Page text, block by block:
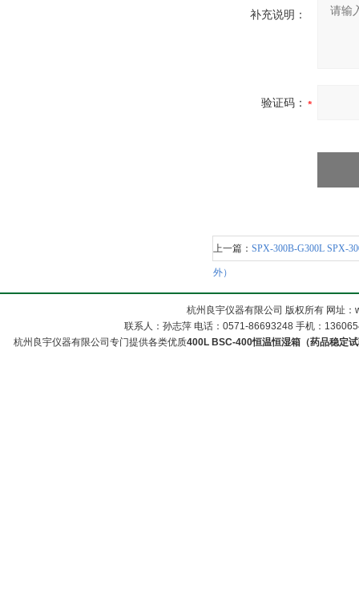
补充说明：
验证码：
上一篇： SPX-300B-G300L SPX-
外）
杭州良宇仪器有限公司 版权所有 网址
联系人：孙志萍 电话：0571-86693248 手机：
杭州良宇仪器有限公司专门提供各类优质400L BSC-400恒温恒湿箱（药品稳定